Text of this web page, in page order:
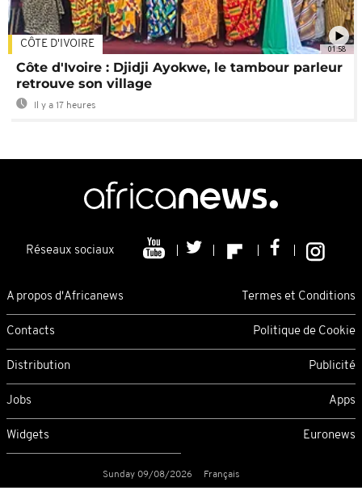
01:58
CÔTE D'IVOIRE
Côte d'Ivoire : Djidji Ayokwe, le tambour parleur
retrouve son village
Il y a 17 heures
Réseaux sociaux
A propos d'Africanews Termes et Conditions
Contacts Politique de Cookie
Distribution Publicité
Jobs Apps
Widgets Euronews
Sunday 09/08/2026